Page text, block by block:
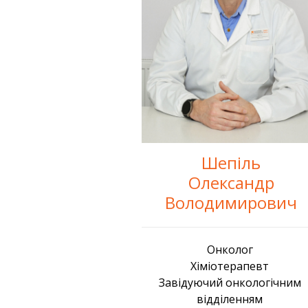
Шепіль
Олександр
Володимирович